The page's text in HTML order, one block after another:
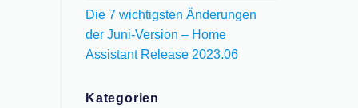
Die 7 wichtigsten Änderungen
der Juni-Version – Home
Assistant Release 2023.06
Kategorien